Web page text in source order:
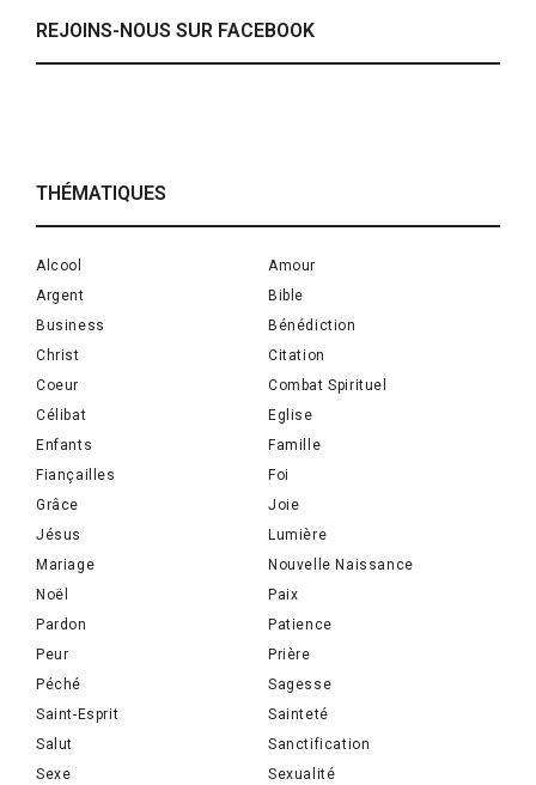
REJOINS-NOUS SUR FACEBOOK
THÉMATIQUES
Alcool
Amour
Argent
Bible
Business
Bénédiction
Christ
Citation
Coeur
Combat Spirituel
Célibat
Eglise
Enfants
Famille
Fiançailles
Foi
Grâce
Joie
Jésus
Lumière
Mariage
Nouvelle Naissance
Noël
Paix
Pardon
Patience
Peur
Prière
Péché
Sagesse
Saint-Esprit
Sainteté
Salut
Sanctification
Sexe
Sexualité